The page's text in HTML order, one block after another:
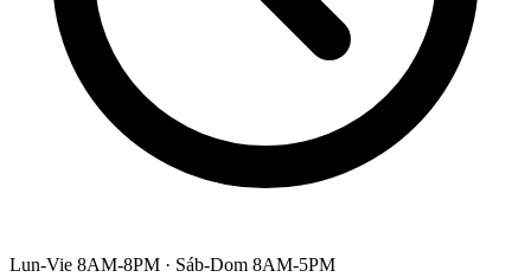
Lun-Vie 8AM-8PM · Sáb-Dom 8AM-5PM